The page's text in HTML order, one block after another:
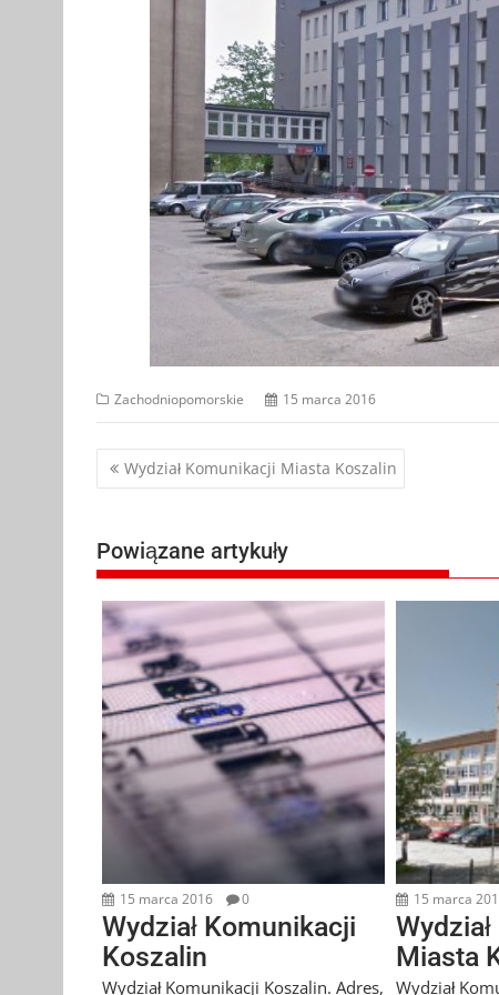
Zachodniopomorskie 15 marca 2016
Nawigacja
Wydział Komunikacji Miasta Koszalin
Powiązane artykuły
15 marca 2016 0
Wydział Komunikacji
Koszalin
Wydział Komunikacji Koszalin. Adres,
15 marca
Miasta
Wydział